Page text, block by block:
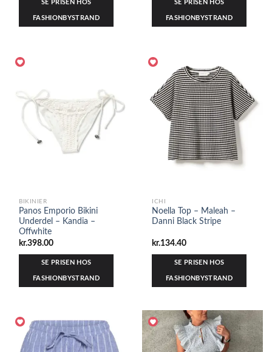
SE PRISEN HOS
FASHIONBYSTRAND
SE PRISEN HOS
FASHIONBYSTRAND
BIKINIER
Panos Emporio Bikini
Underdel – Kandia –
Offwhite
kr.398.00
SE PRISEN HOS
FASHIONBYSTRAND
ICHI
Noella Top – Maleah –
Danni Black Stripe
kr.134.40
SE PRISEN HOS
FASHIONBYSTRAND